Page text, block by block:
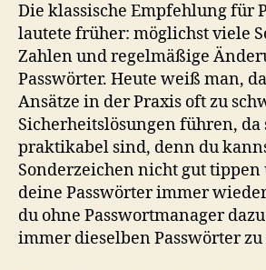
Die klassische Empfehlung für
lautete früher: möglichst viele
Zahlen und regelmäßige
Passwörter. Heute weiß man,
Ansätze in der Praxis oft zu
Sicherheitslösungen führen, da
praktikabel sind, denn du
Sonderzeichen nicht gut
deine Passwörter immer
du ohne Passwortmanager
immer dieselben Passwörter